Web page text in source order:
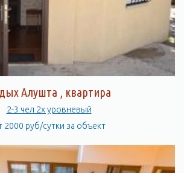
Алушта , квартира
2-3 чел 2х уровневый
2000 руб/сутки за объект